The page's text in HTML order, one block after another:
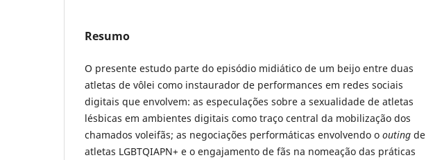
Resumo
O presente estudo parte do episódio midiático de um beijo entre duas
atletas de vôlei como instaurador de performances em redes sociais
digitais que envolvem: as especulações sobre a sexualidade de atletas
lésbicas em ambientes digitais como traço central da mobilização dos
chamados voleifãs; as negociações performáticas envolvendo o outing de
atletas LGBTQIAPN+ e o engajamento de fãs na nomeação das práticas